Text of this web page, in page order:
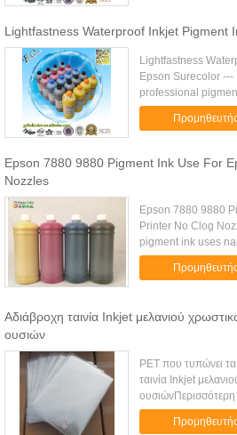
Lightfastness Waterproof Inkjet Pigment
Lightfastness
Epson Surecolor
professional
series - Water
reducibility,
Epson 7880 9880 Pigment Ink Use For
Nozzles
Epson 7880 9880
Printer No Clog
pigment ink uses
top suppliers in the
that are as good ....
Αδιάβροχη ταινία Inkjet μελανιού
ουσιών
PET που τυπώνει
ταινία Inkjet
επαφή ως εξής *One
ομαλή